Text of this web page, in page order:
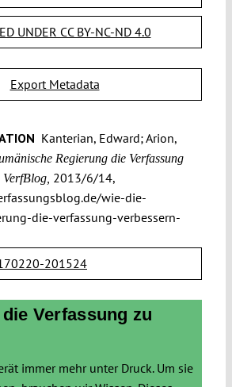
UNDER CC BY-NC-ND 4.0
Export Metadata
Kanterian, Edward; Arion,
Regierung die Verfassung
2013/6/14,
wie-die-
die-verfassung-verbessern-
201524
Verfassung zu
immer mehr unter Druck. Um sie